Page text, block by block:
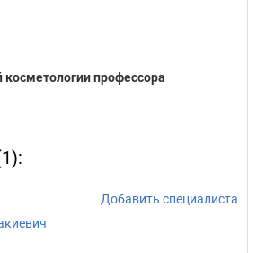
косметологии профессора
Добавить специалиста